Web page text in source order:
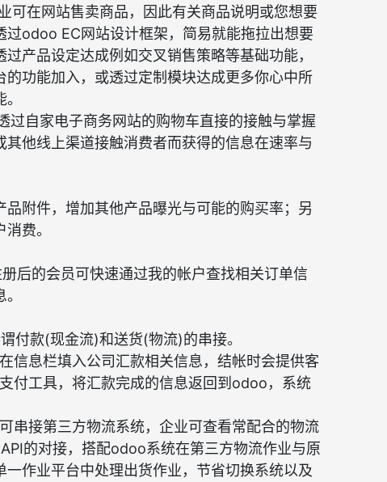
可在网站售卖商品，因此有关商品说明或您想要
odoo EC网站设计框架，简易就能拖拉出想要
产品设定达成例如交叉销售策略等基础功能，
功能加入，或透过定制模块达成更多你心中所
过自家电子商务网站的购物车直接的接触与掌握
他线上渠道接触消费者而获得的信息在速率与
附件，增加其他产品曝光与可能的购买率；另
费。
后的会员可快速通过我的帐户查找相关订单信
付款(现金流)和送货(物流)的串接。
信息栏填入公司汇款相关信息，结帐时会提供客
付工具，将汇款完成的信息返回到odoo，系统
串接第三方物流系统，企业可查看常配合的物流
的对接，搭配odoo系统在第三方物流作业与原
作业平台中处理出货作业，节省切换系统以及